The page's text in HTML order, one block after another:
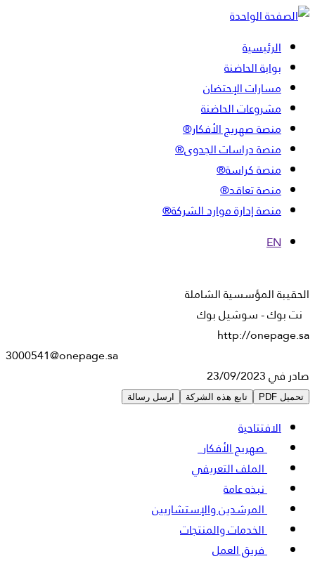
الرئيسية
بوابة الحاضنة
مسارات الإحتضان
مشروعات الحاضنة
منصة صهريج الأفكار®
منصة دراسات الجدوى®
منصة كراسة®
منصة تعاقد®
منصة إدارة موارد الشركة®
EN
الحقيبة المؤسسية الشاملة
نت بوك - سوشيل بوك
http://onepage.sa
3000541@onepage.sa
صادر في 23/09/2023
تحميل PDF تابع هذه الشركة ارسل رسالة
الافتتاحية
صهريج الأفكار
الملف التعريفي
نبذه عامة
المرشدين والإستشاريين
الخدمات والمنتجات
فريق العمل